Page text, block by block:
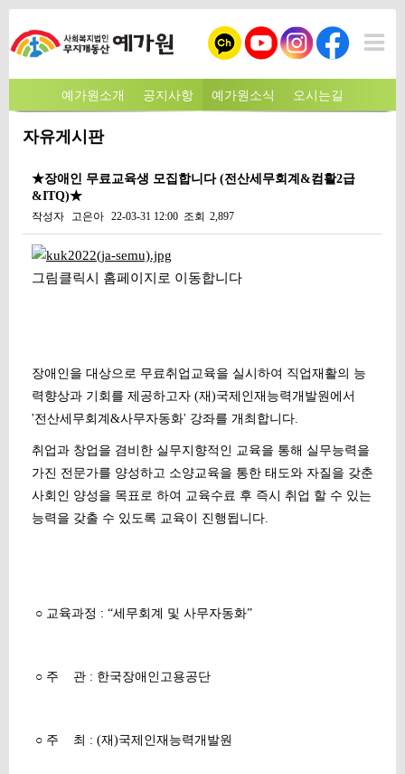
예가원소개 공지사항 예가원소식 오시는길
자유게시판
★장애인 무료교육생 모집합니다 (전산세무회계&컴활2급
&ITQ)★
작성자 고은아 22-03-31 12:00 조회 2,897
본문
그림클릭시 홈페이지로 이동합니다
장애인을 대상으로 무료취업교육을 실시하여 직업재활의 능
력향상과 기회를 제공하고자 (재)국제인재능력개발원에서
'전산세무회계&사무자동화' 강좌를 개최합니다.
취업과 창업을 겸비한 실무지향적인 교육을 통해 실무능력을
가진 전문가를 양성하고 소양교육을 통한 태도와 자질을 갖춘
사회인 양성을 목표로 하여 교육수료 후 즉시 취업 할 수 있는
능력을 갖출 수 있도록 교육이 진행됩니다.
○ 교육과정 : “세무회계 및 사무자동화”
○ 주 관 : 한국장애인고용공단
○ 주 최 : (재)국제인재능력개발원